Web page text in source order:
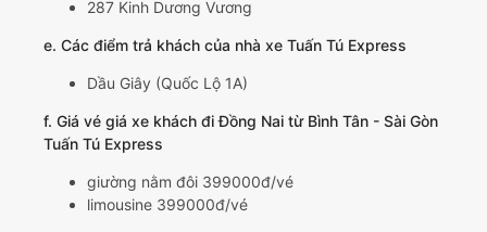
287 Kinh Dương Vương
e. Các điểm trả khách của nhà xe Tuấn Tú Express
Dầu Giây (Quốc Lộ 1A)
f. Giá vé giá xe khách đi Đồng Nai từ Bình Tân - Sài Gòn
Tuấn Tú Express
giường nằm đôi 399000đ/vé
limousine 399000đ/vé